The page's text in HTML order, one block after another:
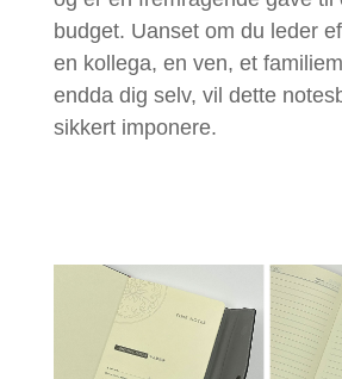
budget. Uanset om du leder
en kollega, en ven, et
endda dig selv, vil dette
sikkert imponere.